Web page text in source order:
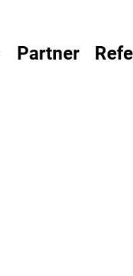
Partner